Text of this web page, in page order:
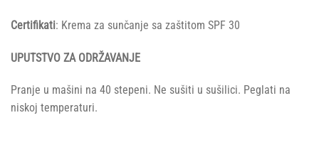
Certifikati: Krema za sunčanje sa zaštitom SPF 30
UPUTSTVO ZA ODRŽAVANJE
Pranje u mašini na 40 stepeni. Ne sušiti u sušilici. Peglati na
niskoj temperaturi.